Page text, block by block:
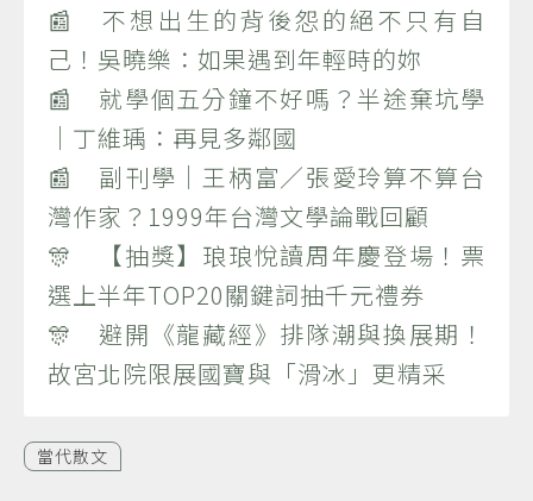
📰 不想出生的背後怨的絕不只有自
己！吳曉樂：如果遇到年輕時的妳
📰 就學個五分鐘不好嗎？半途棄坑學
｜丁維瑀：再見多鄰國
📰 副刊學｜王柄富／張愛玲算不算台
灣作家？1999年台灣文學論戰回顧
🎊 【抽獎】琅琅悅讀周年慶登場！票
選上半年TOP20關鍵詞抽千元禮券
🎊 避開《龍藏經》排隊潮與換展期！
故宮北院限展國寶與「滑冰」更精采
當代散文